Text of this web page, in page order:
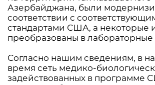
Азербайджана, были
соответствии с
стандартами США, а некоторые
преобразованы в
Согласно нашим сведениям, в
время сеть медико-
задействованных в программе